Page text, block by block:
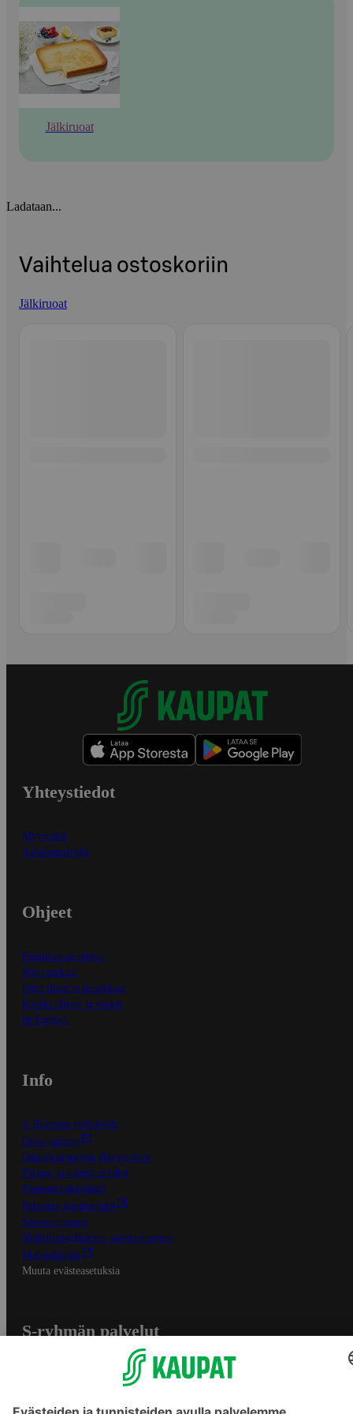
Jälkiruoat
Ladataan...
Vaihtelua ostoskoriin
Jälkiruoat
Yhteystiedot
Myymälät
Asiakaspalvelu
Ohjeet
Ensitilaajan ohjeet
Näin maksat
Näin tilaat ja muokkaat
Kaikki ohjeet ja vinkit
In English
Info
S-Business yrityksille
Oiva-raportit
Osuuskauppojen yhteystiedot
Tilaus- ja toimitusehdot
Tietosuojakäytäntö
Palvelun käyttöehdot
Saavutettavuus
Mobiilisovelluksen saavutettavuus
Mainostajalle
Muuta evästeasetuksia
S-ryhmän palvelut